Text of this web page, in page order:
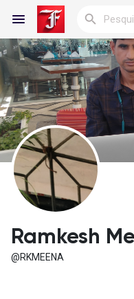
Reels
Encontrar Blogs
Blogs
Encontrar Grupos
Ramkesh
@RKMEENA